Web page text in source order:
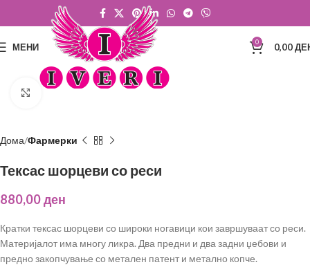
МЕНИ 0 0,00
Дома Фармерки
Тексас шорцеви со реси
880,00ден
Кратки тексас шорцеви со широки ногавици кои завршуваат со реси.
Материјалот има многу ликра. Два предни и два задни џебови и
предно закопчување со метален патент и метално копче.